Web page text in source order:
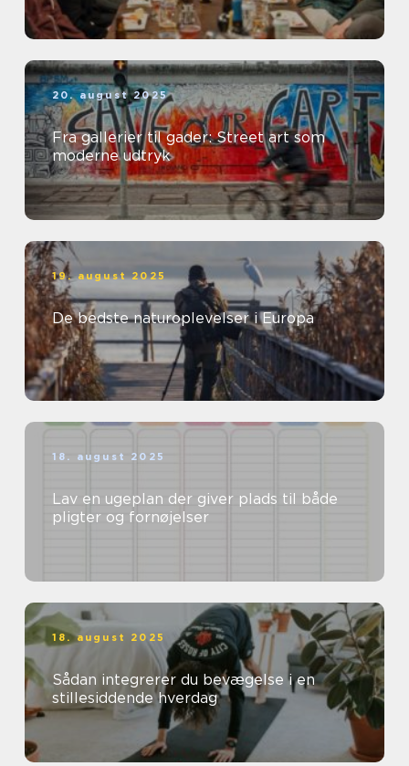
20. august 2025
Fra gallerier til gader: Street art som
moderne udtryk
19. august 2025
De bedste naturoplevelser i Europa
18. august 2025
Lav en ugeplan der giver plads til både
pligter og fornøjelser
18. august 2025
Sådan integrerer du bevægelse i en
stillesiddende hverdag